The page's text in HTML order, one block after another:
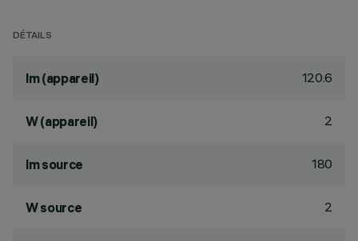
DÉTAILS
lm (appareil) 120.6
W (appareil) 2
lm source 180
W source 2